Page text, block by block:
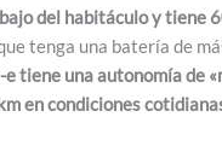
del habitáculo y tiene
tenga una batería de
tiene una autonomía de
en condiciones